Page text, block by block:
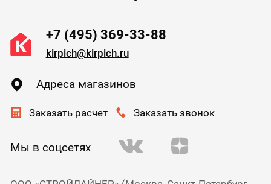
+7 (495) 369-33-88
kirpich@kirpich.ru
Адреса магазинов
Заказать расчет Заказать звонок
Мы в соцсетях